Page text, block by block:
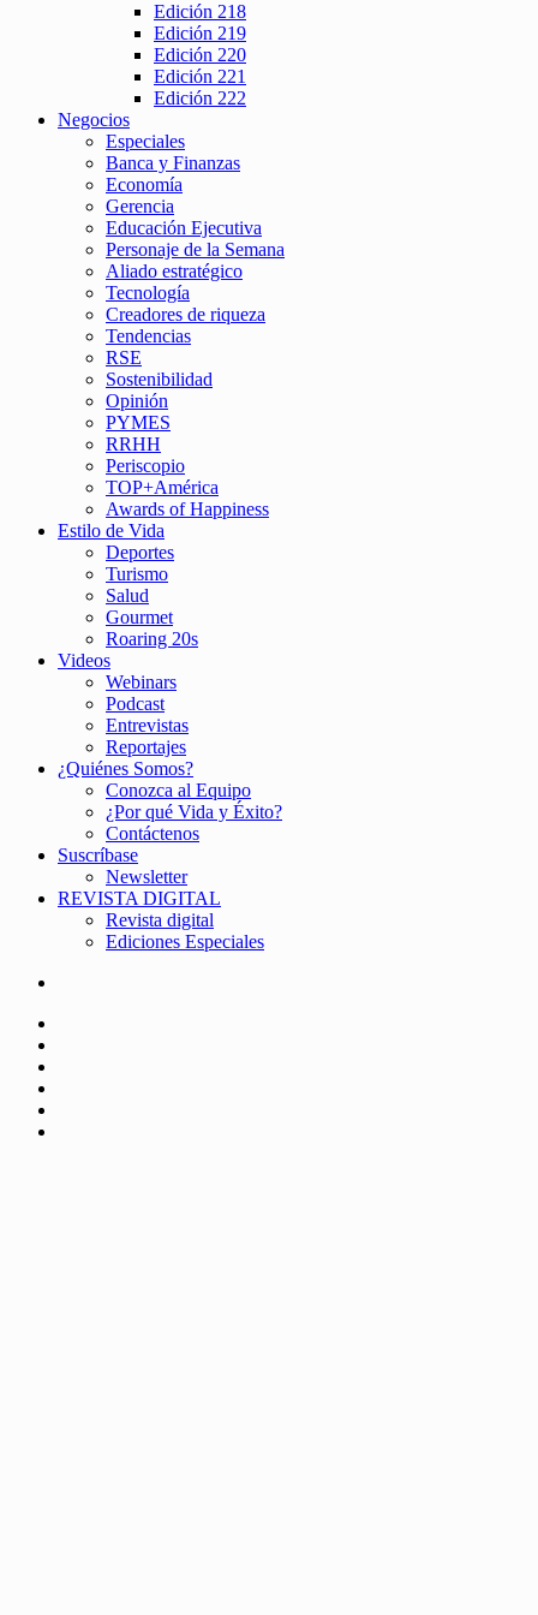
Edición 218
Edición 219
Edición 220
Edición 221
Edición 222
Negocios
Especiales
Banca y Finanzas
Economía
Gerencia
Educación Ejecutiva
Personaje de la Semana
Aliado estratégico
Tecnología
Creadores de riqueza
Tendencias
RSE
Sostenibilidad
Opinión
PYMES
RRHH
Periscopio
TOP+América
Awards of Happiness
Estilo de Vida
Deportes
Turismo
Salud
Gourmet
Roaring 20s
Videos
Webinars
Podcast
Entrevistas
Reportajes
¿Quiénes Somos?
Conozca al Equipo
¿Por qué Vida y Éxito?
Contáctenos
Suscríbase
Newsletter
REVISTA DIGITAL
Revista digital
Ediciones Especiales